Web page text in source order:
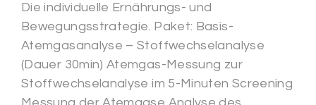
Die individuelle Ernährungs- und
Bewegungsstrategie. Paket: Basis-
Atemgasanalyse – Stoffwechselanalyse
(Dauer 30min) Atemgas-Messung zur
Stoffwechselanalyse im 5-Minuten Screening